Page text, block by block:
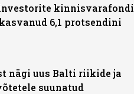
kinnisvarafondi
6,1 protsendini
nägi uus Balti riikide ja
suunatud